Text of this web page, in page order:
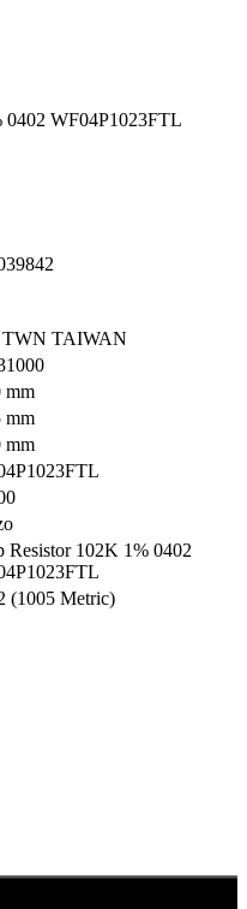
WF04P1023FTL
TAIWAN
mm
mm
mm
Resistor 102K 1% 0402
(1005 Metric)